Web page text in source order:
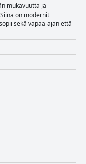
mukavuutta ja
on modernit
sekä vapaa-ajan että